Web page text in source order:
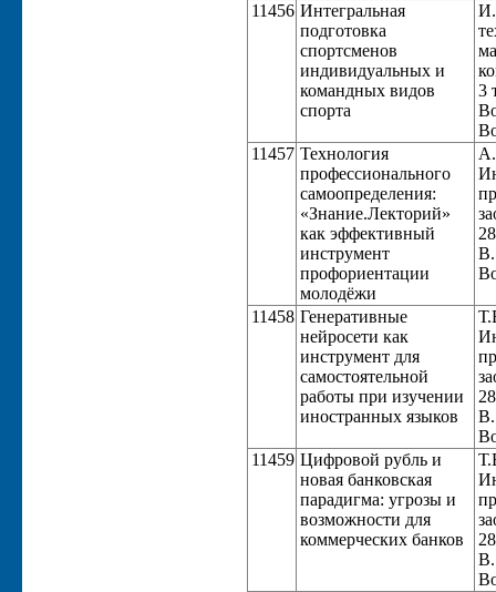
11456 Интегральная
подготовка
спортсменов
индивидуальных и
командных видов
спорта
3
11457 Технология
профессионального
самоопределения:
«Знание.Лекторий»
как эффективный
инструмент
профориентации
молодёжи
11458 Генеративные
нейросети как
инструмент для
самостоятельной
работы при изучении
иностранных языков
11459 Цифровой рубль и
новая банковская
парадигма: угрозы и
возможности для
коммерческих банков